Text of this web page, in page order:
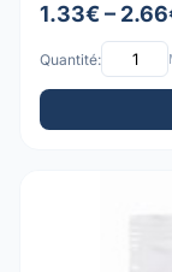
1.33€ –
Quantité: